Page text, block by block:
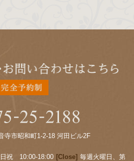
寺市昭和町1-2-18 河田ビル2F
祝 10:00-18:00 [Close] 毎週火曜日、第